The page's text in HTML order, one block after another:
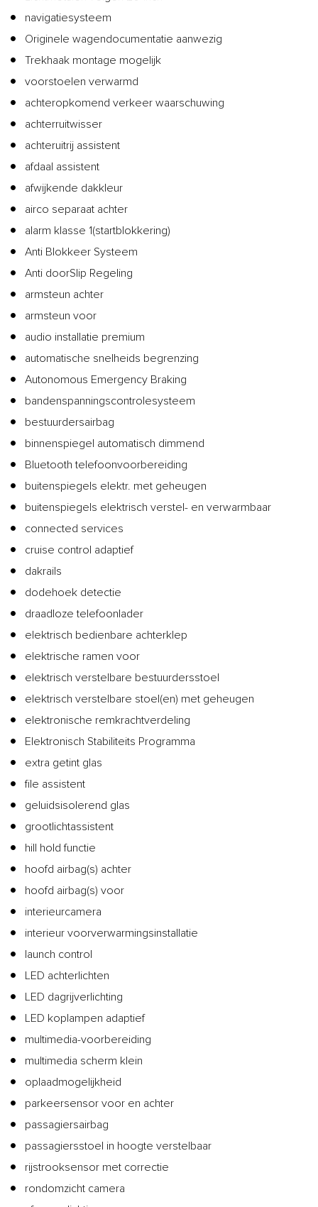
navigatiesysteem
Originele wagendocumentatie aanwezig
Trekhaak montage mogelijk
voorstoelen verwarmd
achteropkomend verkeer waarschuwing
achterruitwisser
achteruitrij assistent
afdaal assistent
afwijkende dakkleur
airco separaat achter
alarm klasse 1(startblokkering)
Anti Blokkeer Systeem
Anti doorSlip Regeling
armsteun achter
armsteun voor
audio installatie premium
automatische snelheids begrenzing
Autonomous Emergency Braking
bandenspanningscontrolesysteem
bestuurdersairbag
binnenspiegel automatisch dimmend
Bluetooth telefoonvoorbereiding
buitenspiegels elektr. met geheugen
buitenspiegels elektrisch verstel- en verwarmbaar
connected services
cruise control adaptief
dakrails
dodehoek detectie
draadloze telefoonlader
elektrisch bedienbare achterklep
elektrische ramen voor
elektrisch verstelbare bestuurdersstoel
elektrisch verstelbare stoel(en) met geheugen
elektronische remkrachtverdeling
Elektronisch Stabiliteits Programma
extra getint glas
file assistent
geluidsisolerend glas
grootlichtassistent
hill hold functie
hoofd airbag(s) achter
hoofd airbag(s) voor
interieurcamera
interieur voorverwarmingsinstallatie
launch control
LED achterlichten
LED dagrijverlichting
LED koplampen adaptief
multimedia-voorbereiding
multimedia scherm klein
oplaadmogelijkheid
parkeersensor voor en achter
passagiersairbag
passagiersstoel in hoogte verstelbaar
rijstrooksensor met correctie
rondomzicht camera